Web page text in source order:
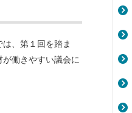
、第１回を踏ま
働きやすい議会に